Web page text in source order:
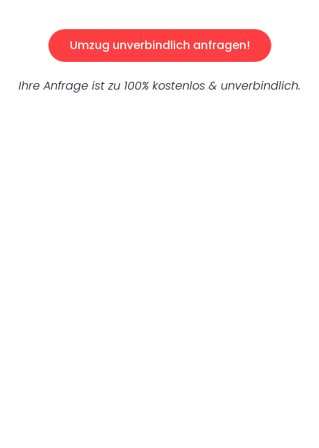
Umzug unverbindlich anfragen!
Ihre Anfrage ist zu 100% kostenlos & unverbindlich.